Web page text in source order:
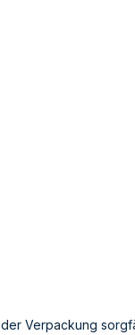
Verpackung